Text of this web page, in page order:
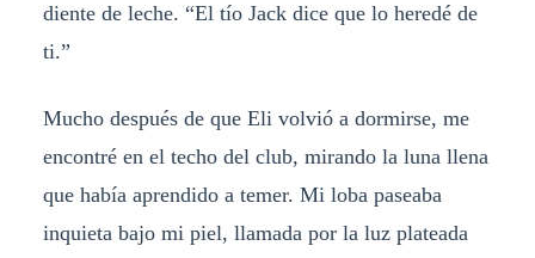
diente de leche. “El tío Jack dice que lo heredé de
ti.”
Mucho después de que Eli volvió a dormirse, me
encontré en el techo del club, mirando la luna llena
que había aprendido a temer. Mi loba paseaba
inquieta bajo mi piel, llamada por la luz plateada